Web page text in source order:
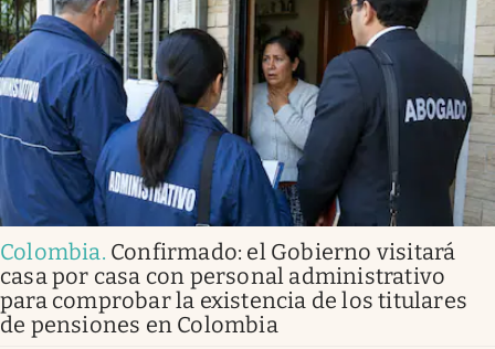
Colombia. Confirmado: el Gobierno visitará
casa por casa con personal administrativo
para comprobar la existencia de los titulares
de pensiones en Colombia